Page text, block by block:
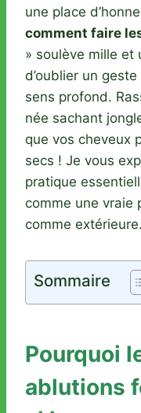
une place
comment faire
» soulève mille et
d’oublier un
sens profond.
née sachant
que vos cheveux
secs ! Je vous
pratique
comme une
comme extérieure.
Sommaire
Pourquoi
ablutions